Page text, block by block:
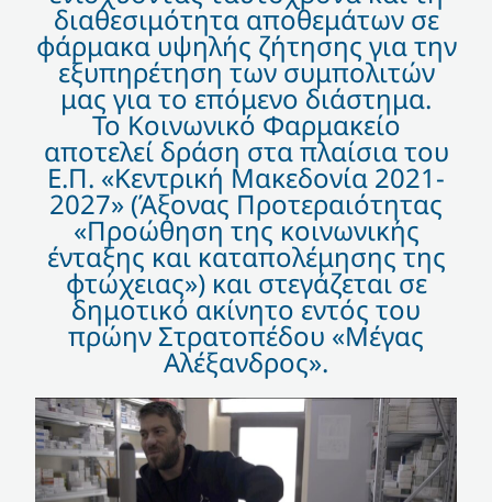
διαθεσιμότητα αποθεμάτων σε
φάρμακα υψηλής ζήτησης για την
εξυπηρέτηση των συμπολιτών
μας για το επόμενο διάστημα.
Το Κοινωνικό Φαρμακείο
αποτελεί δράση στα πλαίσια του
Ε.Π. «Κεντρική Μακεδονία 2021-
2027» (Άξονας Προτεραιότητας
«Προώθηση της κοινωνικής
ένταξης και καταπολέμησης της
φτώχειας») και στεγάζεται σε
δημοτικό ακίνητο εντός του
πρώην Στρατοπέδου «Μέγας
Αλέξανδρος».